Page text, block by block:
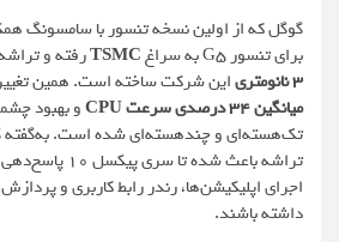
گوگل که از اولین نسخه تنسور با سامسونگ
برای تنسور G5 به سراغ
TSMCرفته و
3 نانومتری
این شرکت ساخته است. همین
میانگین 34 درصدی
سرعت CPU
و بهبود
تک‌هسته‌ای و چند‌هسته‌ای شده است. به‌گفته
تراشه باعث شده
اجرای اپلیکیشن‌ها، رندر رابط کاربری و
داشته باشند.